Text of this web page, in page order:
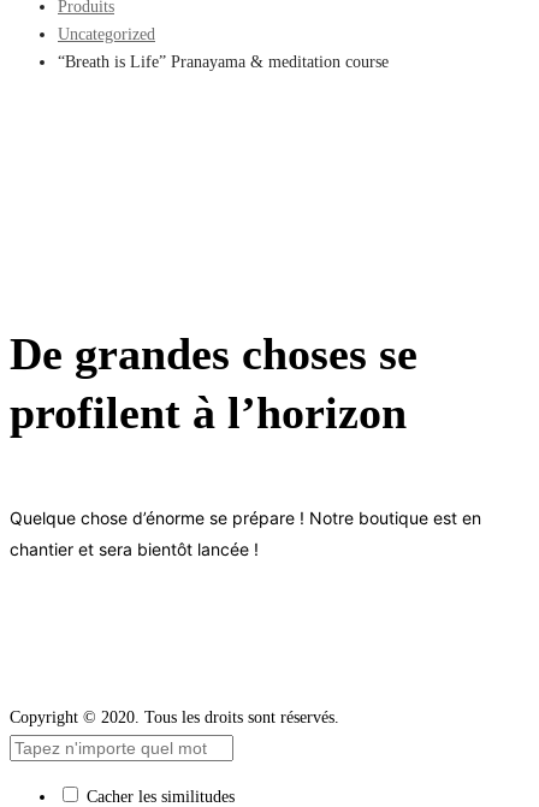
Produits
Uncategorized
“Breath is Life” Pranayama & meditation course
De grandes choses se
profilent à l’horizon
Quelque chose d’énorme se prépare ! Notre boutique est en
chantier et sera bientôt lancée !
Copyright © 2020. Tous les droits sont réservés.
Cacher les similitudes